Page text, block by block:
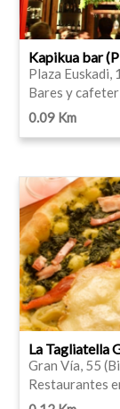
Kapikua bar
Plaza Euskadi,
Bares y
0.09 Km
La Tagliatella
Gran Vía, 55
Restaurantes